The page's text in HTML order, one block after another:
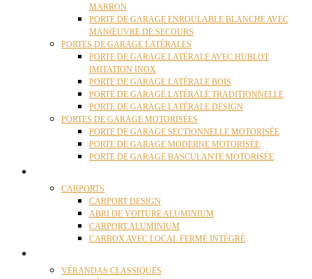
MARRON
PORTE DE GARAGE ENROULABLE BLANCHE AVEC
MANŒUVRE DE SECOURS
PORTES DE GARAGE LATÉRALES
PORTE DE GARAGE LATÉRALE AVEC HUBLOT
IMITATION INOX
PORTE DE GARAGE LATÉRALE BOIS
PORTE DE GARAGE LATÉRALE TRADITIONNELLE
PORTE DE GARAGE LATÉRALE DESIGN
PORTES DE GARAGE MOTORISÉES
PORTE DE GARAGE SECTIONNELLE MOTORISÉE
PORTE DE GARAGE MODERNE MOTORISÉE
PORTE DE GARAGE BASCULANTE MOTORISÉE
CARPORTS
CARPORT DESIGN
ABRI DE VOITURE ALUMINIUM
CARPORT ALUMINIUM
CARBOX AVEC LOCAL FERMÉ INTÉGRÉ
VÉRANDAS CLASSIQUES